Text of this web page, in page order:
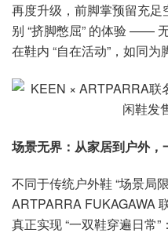
再度升级，前脚掌预留充
别 “挤脚憋屈” 的体验 ——
在鞋内 “自在活动”，如同为
场景无界：从家居到户外，
不同于传统户外鞋 “场景局
ARTPARRA FUKAGAWA
真正实现 “一双鞋穿遍日常”：